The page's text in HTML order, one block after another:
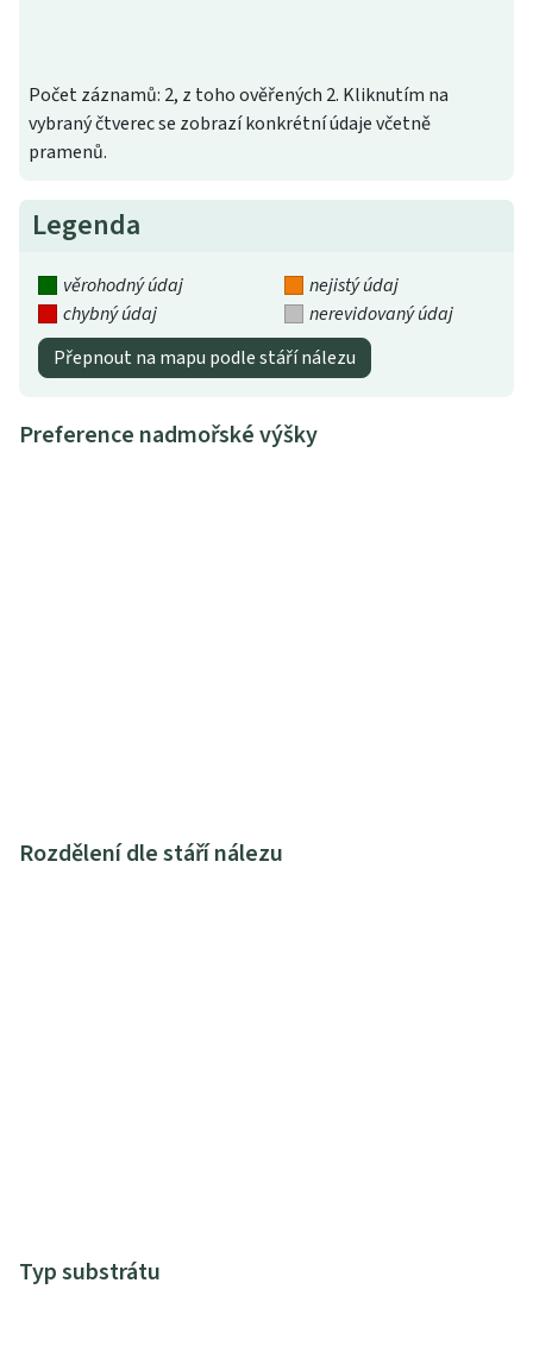
Počet záznamů: 2, z toho ověřených 2. Kliknutím na
vybraný čtverec se zobrazí konkrétní údaje včetně
pramenů.
Legenda
věrohodný údaj
nejistý údaj
chybný údaj
nerevidovaný údaj
Přepnout na mapu podle stáří nálezu
Preference nadmořské výšky
Rozdělení dle stáří nálezu
Typ substrátu